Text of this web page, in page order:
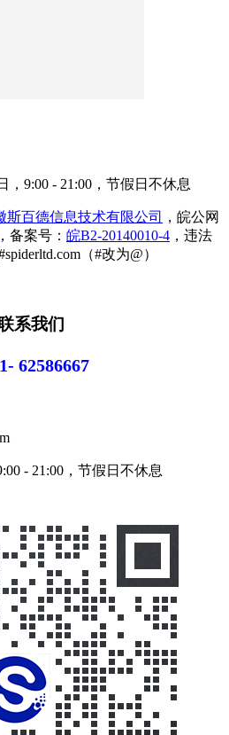
9:00 - 21:00，节假日不休息
斯百德信息技术有限公司
，皖公网
，备案号： 皖B2-20140010-4 ，违法
（#改为@）
系我们
62586667
- 21:00，节假日不休息